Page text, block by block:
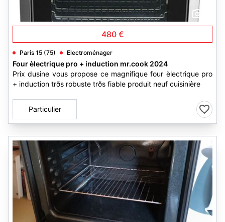
480 €
Paris 15 (75) Electroménager
Four èlectrique pro + induction mr.cook 2024
Prix dusine vous propose ce magnifique four èlectrique pro
+ induction trðs robuste trðs fiable produit neuf cuisinière
Particulier